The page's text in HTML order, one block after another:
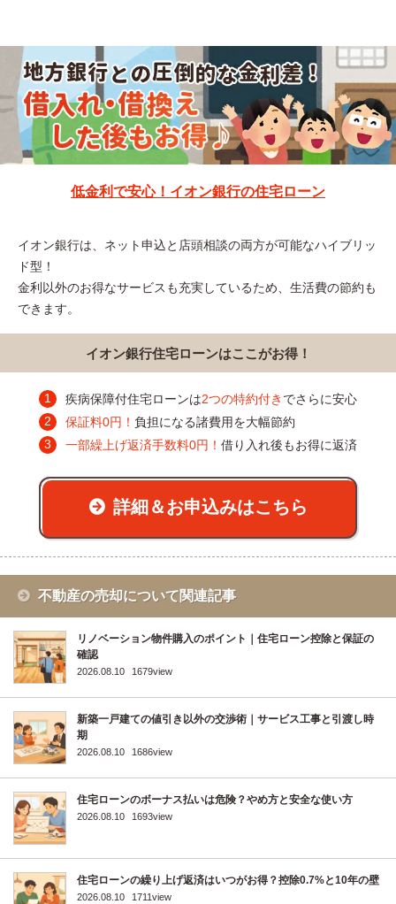
低金利で安心！イオン銀行の住宅ローン
イオン銀行は、ネット申込と店頭相談の両方が可能なハイブリッ
ド型！
金利以外のお得なサービスも充実しているため、生活費の節約も
できます。
イオン銀行住宅ローンはここがお得！
疾病保障付住宅ローンは2つの特約付き でさらに安心
保証料0円！ 負担になる諸費用を大幅節約
一部繰上げ返済手数料0円！ 借り入れ後もお得に返済
詳細＆お申込みはこちら
不動産の売却について関連記事
リノベーション物件購入のポイント｜住宅ローン控除と保証の
確認
2026.08.10 1679view
新築一戸建ての値引き以外の交渉術｜サービス工事と引渡し時
期
2026.08.10 1686view
住宅ローンのボーナス払いは危険？やめ方と安全な使い方
2026.08.10 1693view
住宅ローンの繰り上げ返済はいつがお得？控除0.7%と10年の壁
2026.08.10 1711view